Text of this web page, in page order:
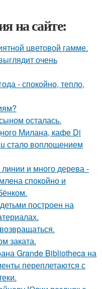
на сайте:
цветовой гамме.
очень
- спокойно, тепло,
осталась.
Милана, кафе Di
стало воплощением
и много дерева -
спокойно и
построен на
заката.
Grande Bibliotheca на
переплетаются с